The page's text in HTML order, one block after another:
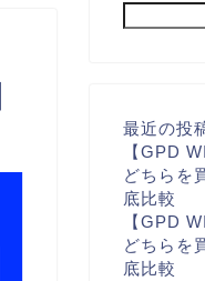
最近の投
【GPD
どちらを
底比較
【GPD
どちらを
底比較